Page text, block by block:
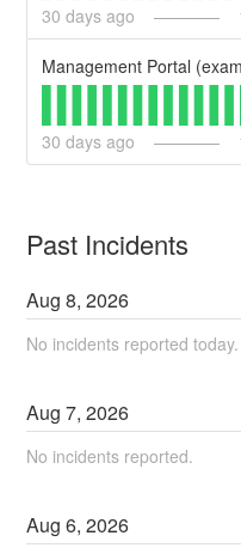
30 days ago
30 days ago
Past Incidents
Aug8,2026
No incidents reported today.
Aug7,2026
No incidents reported.
Aug6,2026